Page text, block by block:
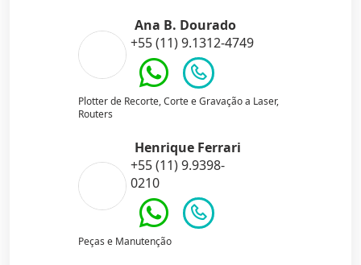
Ana B. Dourado
+55 (11) 9.1312-4749
Plotter de Recorte, Corte e Gravação a Laser,
Routers
Henrique Ferrari
+55 (11) 9.9398-
0210
Peças e Manutenção